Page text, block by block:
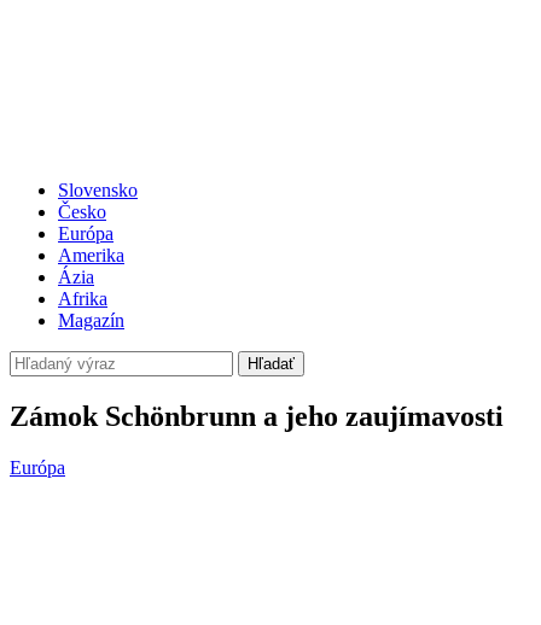
Slovensko
Česko
Európa
Amerika
Ázia
Afrika
Magazín
Hľadať
Zámok Schönbrunn a jeho zaujímavosti
Európa